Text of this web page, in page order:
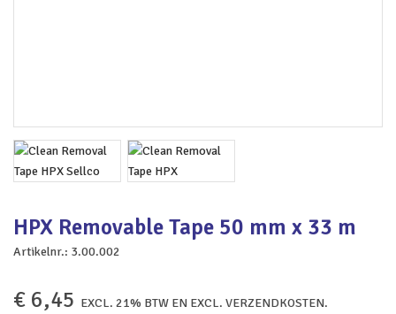
HPX Removable Tape 50 mm x 33 m
Artikelnr.: 3.00.002
€ 6,45 EXCL. 21% BTW EN EXCL. VERZENDKOSTEN.